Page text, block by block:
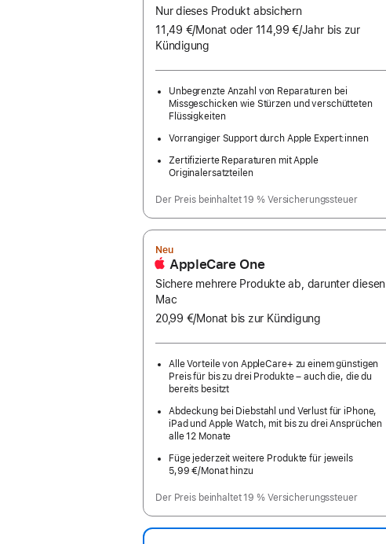
Nur dieses Produkt absichern
11,49 €/Monat pro
oder 114,99 €/Jahr Pro
bis zur
Kündigung
Unbegrenzte Anzahl von Reparaturen bei
Missgeschicken wie Stürzen und verschütteten
Flüssigkeiten
Vorrangiger Support durch Apple Expert:innen
Zertifizierte Reparaturen mit Apple
Originalersatzteilen
Der Preis beinhaltet 19 % Versicherungssteuer
Neu
AppleCare One
Sichere mehrere Produkte ab, darunter diesen
Mac
20,99 €/Monat pro
bis zur Kündigung
Alle Vorteile von AppleCare+ zu einem günstigen
Preis für bis zu drei Produkte – auch die, die du
bereits besitzt
Abdeckung bei Diebstahl und Verlust für iPhone,
iPad und Apple Watch, mit bis zu drei Ansprüchen
alle 12 Monate
Füge jederzeit weitere Produkte für jeweils
5,99 €/Monat hinzu
Der Preis beinhaltet 19 % Versicherungssteuer